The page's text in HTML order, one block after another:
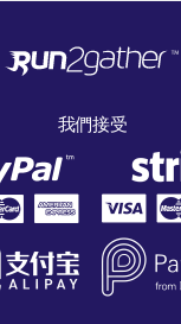
我們接受